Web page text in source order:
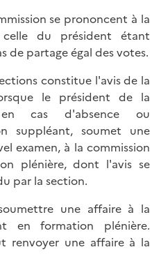
se prononcent à la
du président étant
de partage égal des votes.
constitue l'avis de la
le président de la
cas d'absence ou
suppléant, soumet une
examen, à la commission
plénière, dont l'avis se
par la section.
une affaire à la
en formation plénière.
renvoyer une affaire à la